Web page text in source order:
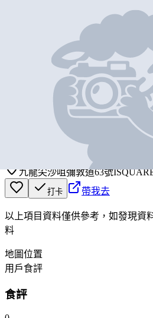
茶木‧台式休閒餐
Teawood Taiwanese Cafe & Restaurant
九龍尖沙咀彌敦道63號
打卡 帶我去
以上項目資料僅供參考，如發現資
料
地圖位置
用戶食評
食評